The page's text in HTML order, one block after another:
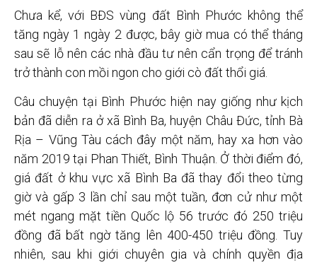
Chưa kể, với BĐS vùng đất Bình Phước không thể
tăng ngày 1 ngày 2 được, bây giờ mua có thể tháng
sau sẽ lỗ nên các nhà đầu tư nên cẩn trọng để tránh
trở thành con mồi ngon cho giới cò đất thổi giá.
Câu chuyện tại Bình Phước hiện nay giống như kịch
bản đã diễn ra ở xã Bình Ba, huyện Châu Đức, tỉnh Bà
Rịa – Vũng Tàu cách đây một năm, hay xa hơn vào
năm 2019 tại Phan Thiết, Bình Thuận. Ở thời điểm đó,
giá đất ở khu vực xã Bình Ba đã thay đổi theo từng
giờ và gấp 3 lần chỉ sau một tuần, đơn cử như một
mét ngang mặt tiền Quốc lộ 56 trước đó 250 triệu
đồng đã bất ngờ tăng lên 400-450 triệu đồng. Tuy
nhiên, sau khi giới chuyên gia và chính quyền địa